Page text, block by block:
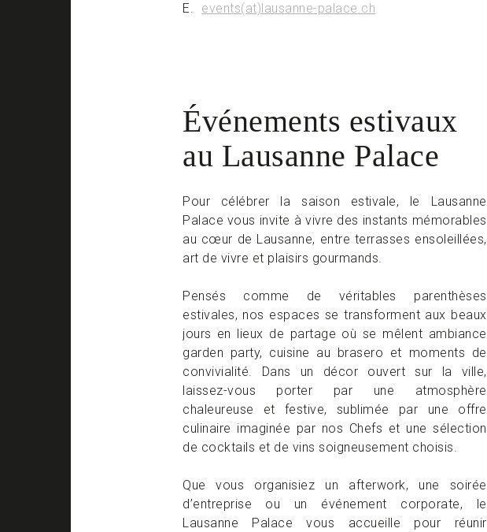
E.
events(at)lausanne-palace.ch
Événements estivaux
au Lausanne Palace
Pour célébrer la saison estivale, le Lausanne
Palace vous invite à vivre des instants mémorables
au cœur de Lausanne, entre terrasses ensoleillées,
art de vivre et plaisirs gourmands.
Pensés comme de véritables parenthèses
estivales, nos espaces se transforment aux beaux
jours en lieux de partage où se mêlent ambiance
garden party, cuisine au brasero et moments de
convivialité. Dans un décor ouvert sur la ville,
laissez-vous porter par une atmosphère
chaleureuse et festive, sublimée par une offre
culinaire imaginée par nos Chefs et une sélection
de cocktails et de vins soigneusement choisis.
Que vous organisiez un afterwork, une soirée
d’entreprise ou un événement corporate, le
Lausanne Palace vous accueille pour réunir